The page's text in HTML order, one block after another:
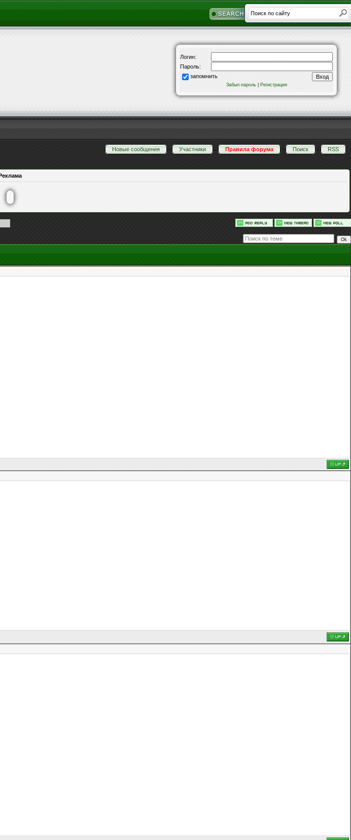
Логин:
Пароль:
запомнить
Забыл пароль| Регистрация
Новые сообщения · Участники · Правила форума · Поиск · RSS